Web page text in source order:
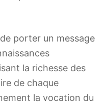
porter un message
la richesse des
de chaque
la vocation du